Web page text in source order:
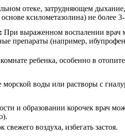
отеке, затрудняющем
ксилометазолина) не более
При выраженном воспалении врач
препараты (например,
ребенка, особенно в
морской воды или растворы с
и образовании корочек врач
свежего воздуха, избегать застоя.